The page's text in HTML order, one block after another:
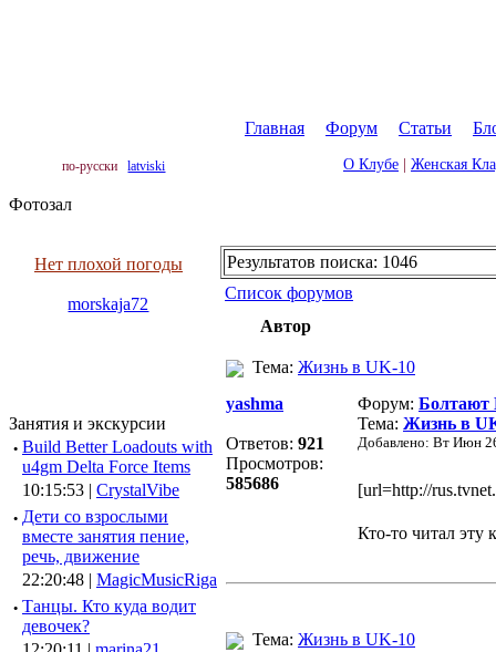
Главная Форум Статьи
по-русски latviski О Клубе Женская
Фотозал
Нет плохой погоды
morskaja72
Занятия и экскурсии
· Build Better Loadouts with
u4gm Delta Force Items
10:15:53 | CrystalVibe
· Дети со взрослыми
вместе занятия пение,
речь, движение
22:20:48 | MagicMusicRiga
· Танцы. Кто куда водит
девочек?
Результатов поиска: 1046
Список форумов
Автор
Тема: Жизнь в UK-10
yashma
Ответов: 921
Просмотров:
585686
Форум: Болтают
Тема: Жизнь в
Добавлено: Вт Июн
[url=http://
Кто-то читал эту
Тема: Жизнь в UK-10